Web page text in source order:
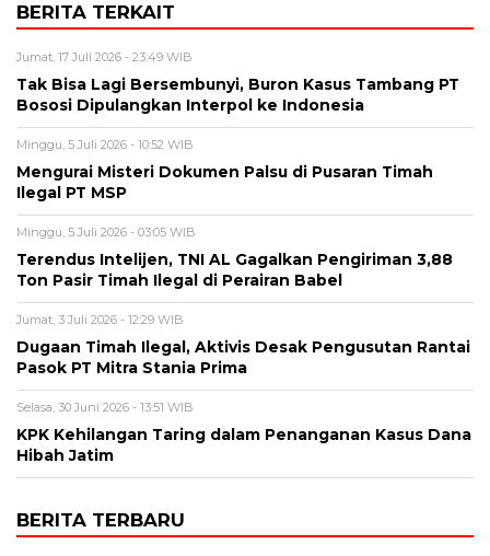
BERITA TERKAIT
Jumat, 17 Juli 2026 - 23:49 WIB
Tak Bisa Lagi Bersembunyi, Buron Kasus Tambang PT
Bososi Dipulangkan Interpol ke Indonesia
Minggu, 5 Juli 2026 - 10:52 WIB
Mengurai Misteri Dokumen Palsu di Pusaran Timah
Ilegal PT MSP
Minggu, 5 Juli 2026 - 03:05 WIB
Terendus Intelijen, TNI AL Gagalkan Pengiriman 3,88
Ton Pasir Timah Ilegal di Perairan Babel
Jumat, 3 Juli 2026 - 12:29 WIB
Dugaan Timah Ilegal, Aktivis Desak Pengusutan Rantai
Pasok PT Mitra Stania Prima
Selasa, 30 Juni 2026 - 13:51 WIB
KPK Kehilangan Taring dalam Penanganan Kasus Dana
Hibah Jatim
BERITA TERBARU